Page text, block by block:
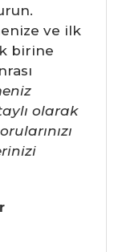
ve ilk
birine
olarak